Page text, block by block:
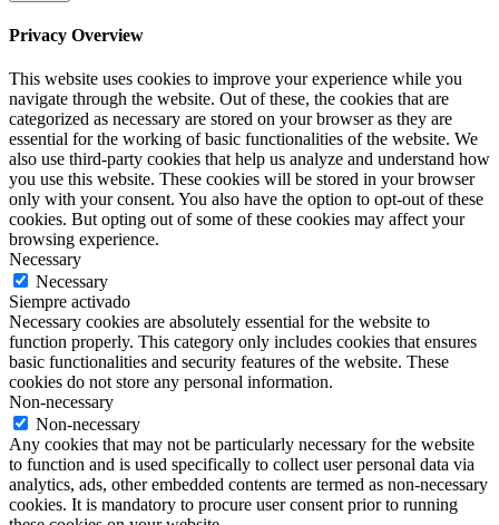
Privacy Overview
This website uses cookies to improve your experience while you
navigate through the website. Out of these, the cookies that are
categorized as necessary are stored on your browser as they are
essential for the working of basic functionalities of the website. We
also use third-party cookies that help us analyze and understand how
you use this website. These cookies will be stored in your browser
only with your consent. You also have the option to opt-out of these
cookies. But opting out of some of these cookies may affect your
browsing experience.
Necessary
Necessary
Siempre activado
Necessary cookies are absolutely essential for the website to
function properly. This category only includes cookies that ensures
basic functionalities and security features of the website. These
cookies do not store any personal information.
Non-necessary
Non-necessary
Any cookies that may not be particularly necessary for the website
to function and is used specifically to collect user personal data via
analytics, ads, other embedded contents are termed as non-necessary
cookies. It is mandatory to procure user consent prior to running